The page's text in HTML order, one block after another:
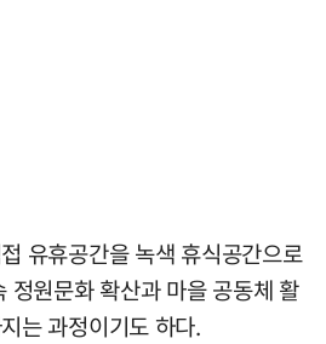
유휴공간을 녹색 휴식공간으로
정원문화 확산과 마을 공동체 활
는 과정이기도 하다.